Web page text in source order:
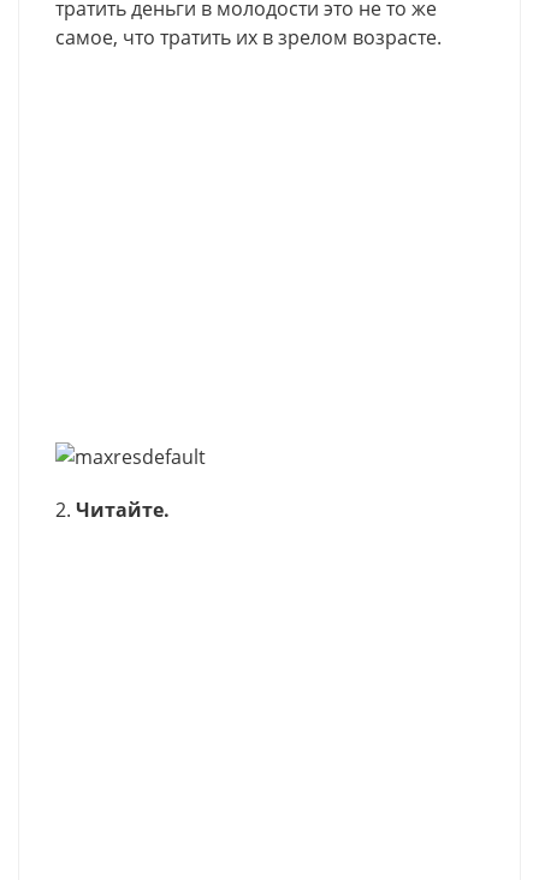
тратить деньги в молодости это не то же
самое, что тратить их в зрелом возрасте.
2. Читайте.